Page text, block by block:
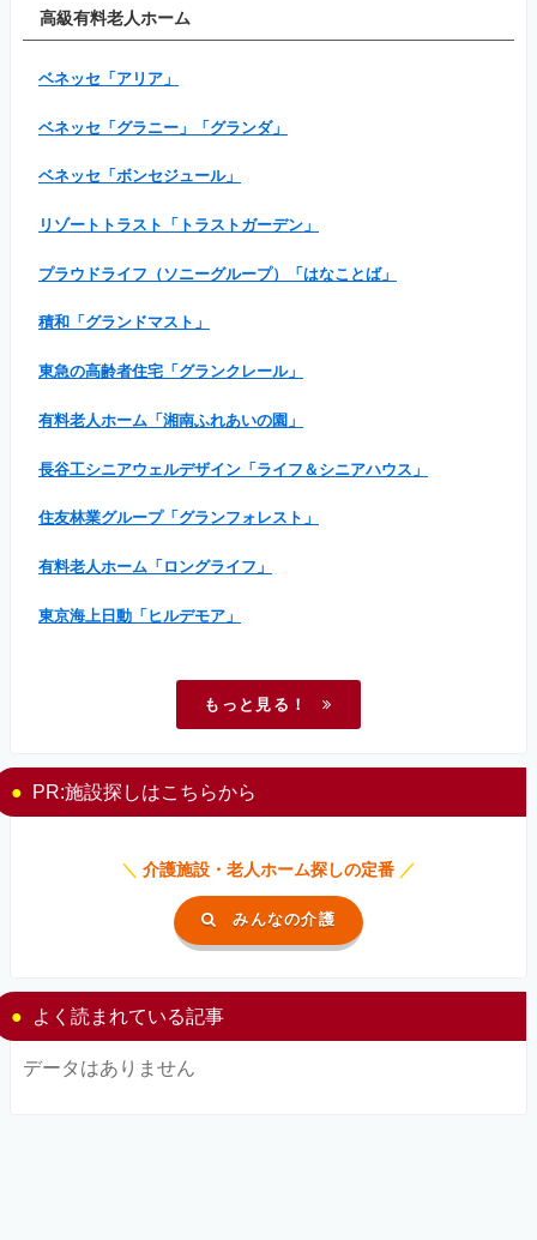
高級有料老人ホーム
ベネッセ「アリア」
ベネッセ「グラニー」「グランダ」
ベネッセ「ボンセジュール」
リゾートトラスト「トラストガーデン」
プラウドライフ（ソニーグループ）「はなことば」
積和「グランドマスト」
東急の高齢者住宅「グランクレール」
有料老人ホーム「湘南ふれあいの園」
長谷工シニアウェルデザイン「ライフ＆シニアハウス」
住友林業グループ「グランフォレスト」
有料老人ホーム「ロングライフ」
東京海上日動「ヒルデモア」
もっと見る！
PR:施設探しはこちらから
＼ 介護施設・老人ホーム探しの定番 ／
みんなの介護
よく読まれている記事
データはありません